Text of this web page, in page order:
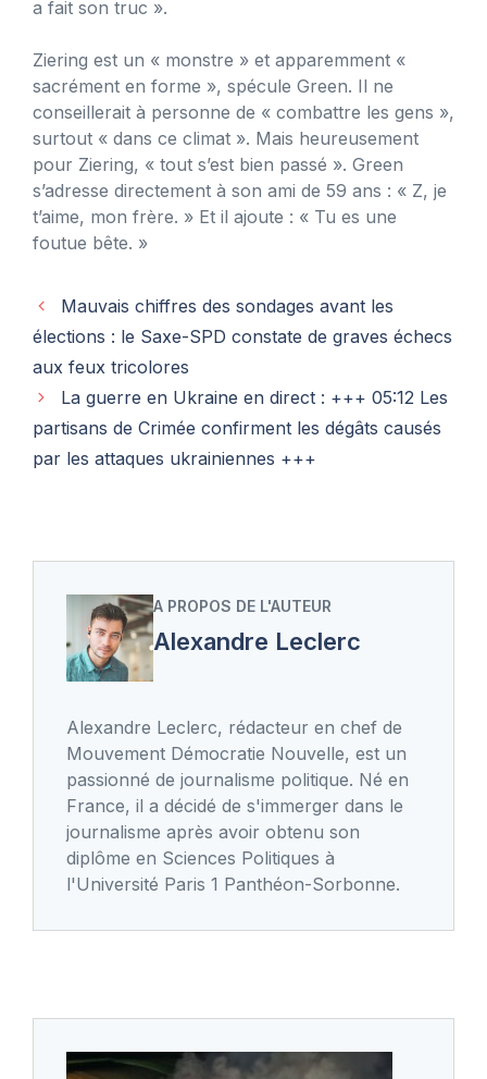
a fait son truc ».
Ziering est un « monstre » et apparemment «
sacrément en forme », spécule Green. Il ne
conseillerait à personne de « combattre les gens »,
surtout « dans ce climat ». Mais heureusement
pour Ziering, « tout s’est bien passé ». Green
s’adresse directement à son ami de 59 ans : « Z, je
t’aime, mon frère. » Et il ajoute : « Tu es une
foutue bête. »
Mauvais chiffres des sondages avant les
élections : le Saxe-SPD constate de graves échecs
aux feux tricolores
La guerre en Ukraine en direct : +++ 05:12 Les
partisans de Crimée confirment les dégâts causés
par les attaques ukrainiennes +++
A PROPOS DE L'AUTEUR
Alexandre Leclerc
Alexandre Leclerc, rédacteur en chef de
Mouvement Démocratie Nouvelle, est un
passionné de journalisme politique. Né en
France, il a décidé de s'immerger dans le
journalisme après avoir obtenu son
diplôme en Sciences Politiques à
l'Université Paris 1 Panthéon-Sorbonne.